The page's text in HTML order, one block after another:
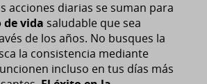
acciones diarias se suman para
vida saludable que sea
de los años. No busques la
la consistencia mediante
incluso en tus días más